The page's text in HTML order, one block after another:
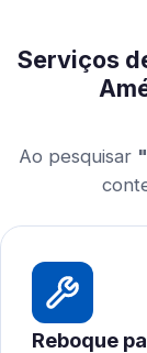
Serviços
Ao pesquisar
Reboque